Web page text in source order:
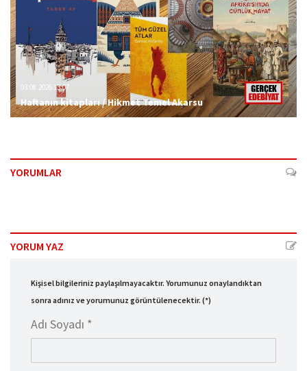
03.08.2026 13:07
Haftanın kitapları / Hikmet Temel Akarsu
YORUMLAR
YORUM YAZ
Kişisel bilgileriniz paylaşılmayacaktır. Yorumunuz onaylandıktan
sonra adınız ve yorumunuz görüntülenecektir. (*)
Adı Soyadı *